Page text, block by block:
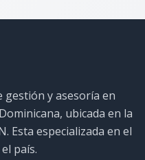
gestión y asesoría en
ubicada en la
Esta especializada en el
país.